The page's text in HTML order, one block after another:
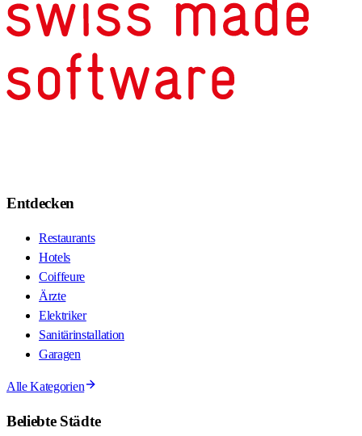
Entdecken
Restaurants
Hotels
Coiffeure
Ärzte
Elektriker
Sanitärinstallation
Garagen
Alle Kategorien
Beliebte Städte